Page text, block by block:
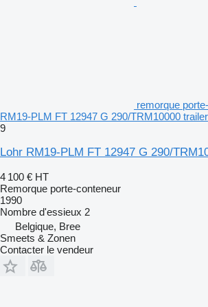
remorque
RM19-PLM FT 12947 G 290/TRM10000 trailer
9
Lohr RM19-PLM FT 12947 G 290/
4 100 € HT
Remorque porte-conteneur
1990
Nombre d'essieux 2
Belgique, Bree
Smeets & Zonen
Contacter le vendeur